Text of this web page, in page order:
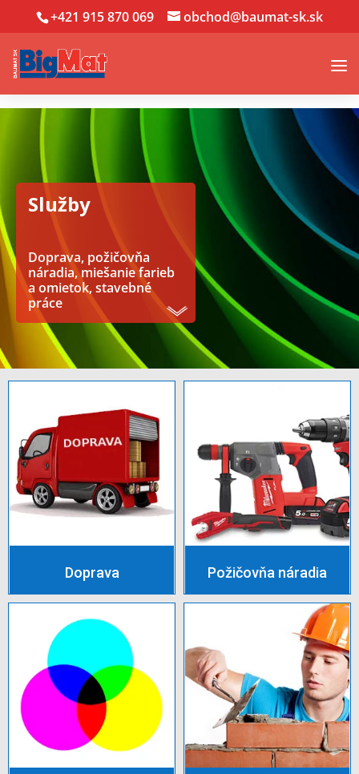
+421 915 870 069 obchod@baumat-sk.sk
Služby
Doprava, požičovňa
náradia, miešanie farieb
a omietok, stavebné
práce
Doprava Požičovňa náradia